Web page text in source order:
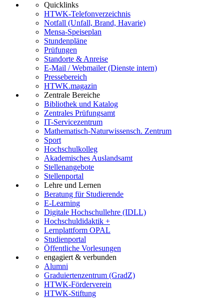
Quicklinks
HTWK-Telefonverzeichnis
Notfall (Unfall, Brand, Havarie)
Mensa-Speiseplan
Stundenpläne
Prüfungen
Standorte & Anreise
E-Mail / Webmailer (Dienste intern)
Pressebereich
HTWK.magazin
Zentrale Bereiche
Bibliothek und Katalog
Zentrales Prüfungsamt
IT-Servicezentrum
Mathematisch-Naturwissensch. Zentrum
Sport
Hochschulkolleg
Akademisches Auslandsamt
Stellenangebote
Stellenportal
Lehre und Lernen
Beratung für Studierende
E-Learning
Digitale Hochschullehre (IDLL)
Hochschuldidaktik +
Lernplattform OPAL
Studienportal
Öffentliche Vorlesungen
engagiert & verbunden
Alumni
Graduiertenzentrum (GradZ)
HTWK-Förderverein
HTWK-Stiftung